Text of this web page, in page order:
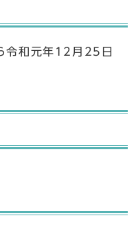
令和元年12月25日